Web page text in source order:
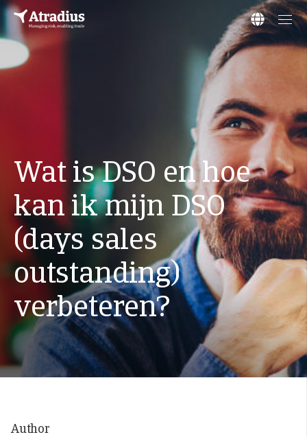
Wat is DSO en hoe
kan ik mijn DSO
(days sales
outstanding)
verbeteren?
Author